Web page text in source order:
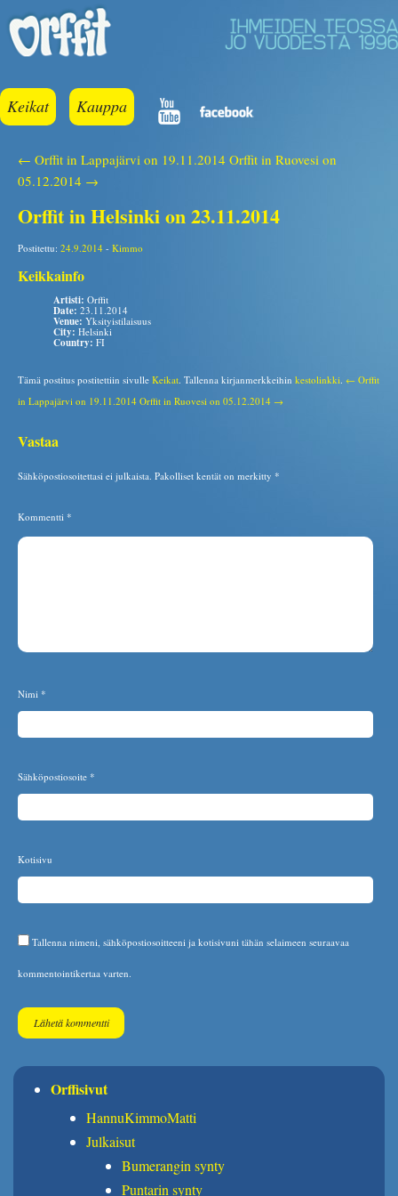
Keikat Kauppa
← Orffit in Lappajärvi on 19.11.2014 Orffit in Ruovesi on
05.12.2014 →
Orffit in Helsinki on 23.11.2014
Postitettu: 24.9.2014 - Kimmo
Keikkainfo
Artisti: Orffit
Date: 23.11.2014
Venue: Yksityistilaisuus
City: Helsinki
Country: FI
Tämä postitus postitettiin sivulle Keikat . Tallenna kirjanmerkkeihin kestolinkki ← Orffit
in Lappajärvi on 19.11.2014 Orffit in Ruovesi on 05.12.2014 →
Vastaa
Sähköpostiosoitettasi ei julkaista. Pakolliset kentät on merkitty *
Kommentti *
Nimi *
Sähköpostiosoite *
Kotisivu
Tallenna nimeni, sähköpostiosoitteeni ja kotisivuni tähän selaimeen seuraavaa
kommentointikertaa varten.
Orffisivut
HannuKimmoMatti
Julkaisut
Bumerangin synty
Puntarin synty